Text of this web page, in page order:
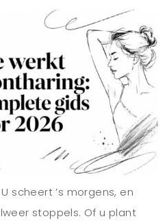
scheert ’s morgens, en
stoppels. Of u plant